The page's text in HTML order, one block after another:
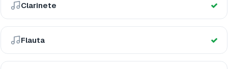
Clarinete
Flauta